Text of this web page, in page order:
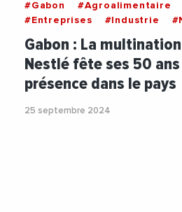
#Gabon
#Agroalimentaire
#Entreprises
#Industrie
Gabon : La
Nestlé fête ses 50
présence dans le pays
25 septembre 2024